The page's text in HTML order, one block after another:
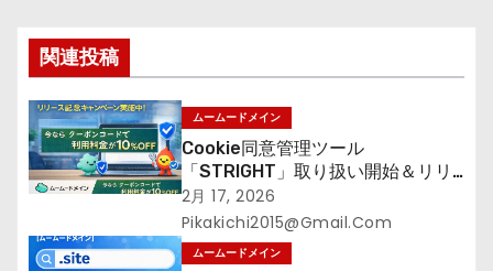
ョ
ン
関連投稿
ムームードメイン
Cookie同意管理ツール
「STRIGHT」取り扱い開始＆リリ
ース記念キャンペーン【ムームード
メイン】
2月 17, 2026
Pikakichi2015@gmail.com
ムームードメイン